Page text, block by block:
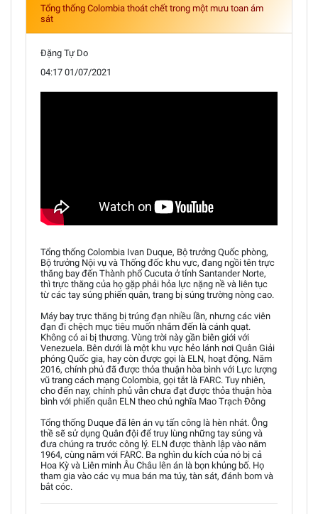
Tổng thống Colombia thoát chết trong một mưu toan ám
sát
Đặng Tự Do
04:17 01/07/2021
Tổng thống Colombia Ivan Duque, Bộ trưởng Quốc phòng,
Bộ trưởng Nội vụ và Thống đốc khu vực, đang ngồi tên trực
thăng bay đến Thành phố Cucuta ở tỉnh Santander Norte,
thì trực thăng của họ gặp phải hỏa lực nặng nề và liên tục
từ các tay súng phiến quân, trang bị súng trường nòng cao.
Máy bay trực thăng bị trúng đạn nhiều lần, nhưng các viên
đạn đi chệch mục tiêu muốn nhắm đến là cánh quạt.
Không có ai bị thương. Vùng trời này gần biên giới với
Venezuela. Bên dưới là một khu vực hẻo lánh nơi Quân Giải
phóng Quốc gia, hay còn được gọi là ELN, hoạt động. Năm
2016, chính phủ đã được thỏa thuận hòa bình với Lực lượng
vũ trang cách mạng Colombia, gọi tắt là FARC. Tuy nhiên,
cho đến nay, chính phủ vẫn chưa đạt được thỏa thuận hòa
bình với phiến quân ELN theo chủ nghĩa Mao Trạch Đông
Tổng thống Duque đã lên án vụ tấn công là hèn nhát. Ông
thề sẽ sử dụng Quân đội để truy lùng những tay súng và
đưa chúng ra trước công lý. ELN được thành lập vào năm
1964, cùng năm với FARC. Ba nghìn du kích của nó bị cả
Hoa Kỳ và Liên minh Âu Châu lên án là bọn khủng bố. Họ
tham gia vào các vụ mua bán ma túy, tàn sát, đánh bom và
bắt cóc.